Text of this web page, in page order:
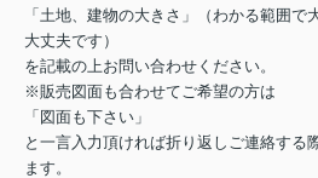
「土地、建物の大きさ」（わかる範囲で
大丈夫です）
を記載の上お問い合わせください。
※販売図面も合わせてご希望の方は
「図面も下さい」
と一言入力頂ければ折り返しご連絡する
ます。